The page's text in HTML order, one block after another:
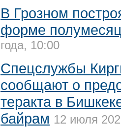
В Грозном
форме
года, 10:00
Спецслужбы
сообщают о
теракта в
байрам 12 июля